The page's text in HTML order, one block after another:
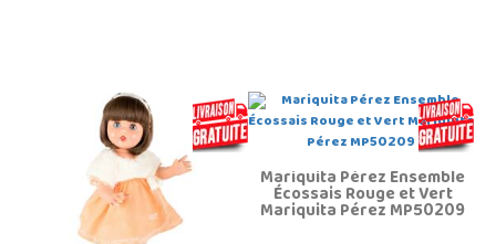
Mariquita Pérez Ensemble
Écossais Rouge et Vert
Mariquita Pérez MP50209